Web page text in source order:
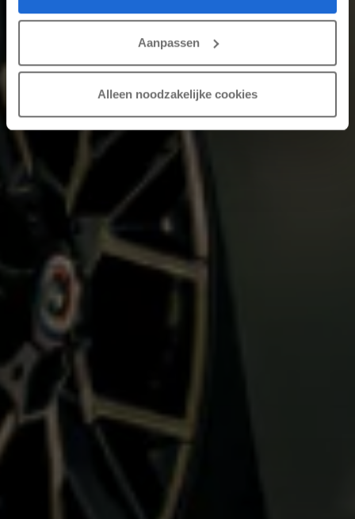
Aanpassen
Alleen noodzakelijke cookies